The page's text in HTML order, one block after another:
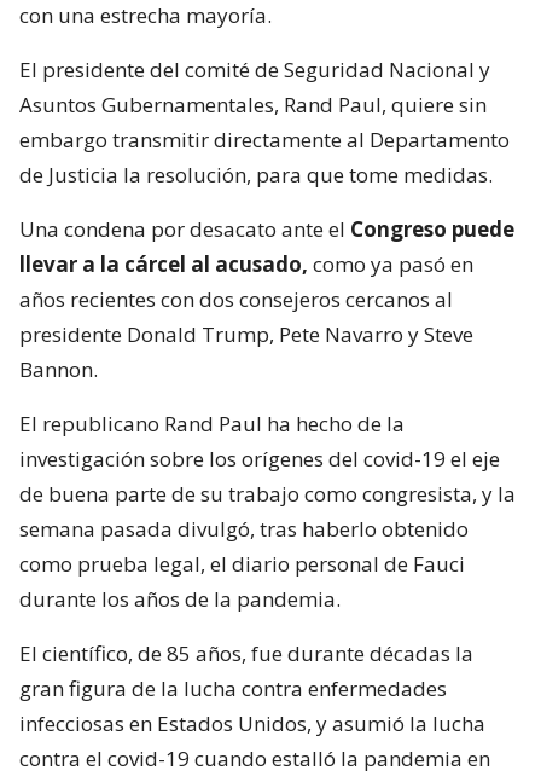
con una estrecha mayoría.
El presidente del comité de Seguridad Nacional y
Asuntos Gubernamentales, Rand Paul, quiere sin
embargo transmitir directamente al Departamento
de Justicia la resolución, para que tome medidas.
Una condena por desacato ante el Congreso puede
llevar a la cárcel al acusado, como ya pasó en
años recientes con dos consejeros cercanos al
presidente Donald Trump, Pete Navarro y Steve
Bannon.
El republicano Rand Paul ha hecho de la
investigación sobre los orígenes del covid-19 el eje
de buena parte de su trabajo como congresista, y la
semana pasada divulgó, tras haberlo obtenido
como prueba legal, el diario personal de Fauci
durante los años de la pandemia.
El científico, de 85 años, fue durante décadas la
gran figura de la lucha contra enfermedades
infecciosas en Estados Unidos, y asumió la lucha
contra el covid-19 cuando estalló la pandemia en